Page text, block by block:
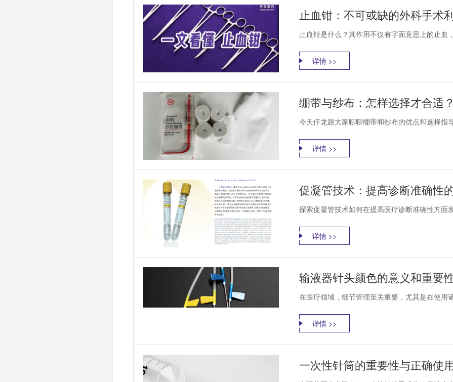
止血钳：不可或缺的外科手术
止血钳是什么？其作用不仅有字面意思上的止血
详情 >>
绷带与纱布：怎样选择才合适？
今天仟龙跟大家聊聊绷带和纱布的优点和选择指
详情 >>
促凝管技术：提高诊断准确性
探索促凝管技术如何在提高医疗诊断准确性方面
详情 >>
输液器针头颜色的意义和重要
在医疗领域，细节管理至关重要，尤其是在使用
详情 >>
一次性针筒的重要性与正确使